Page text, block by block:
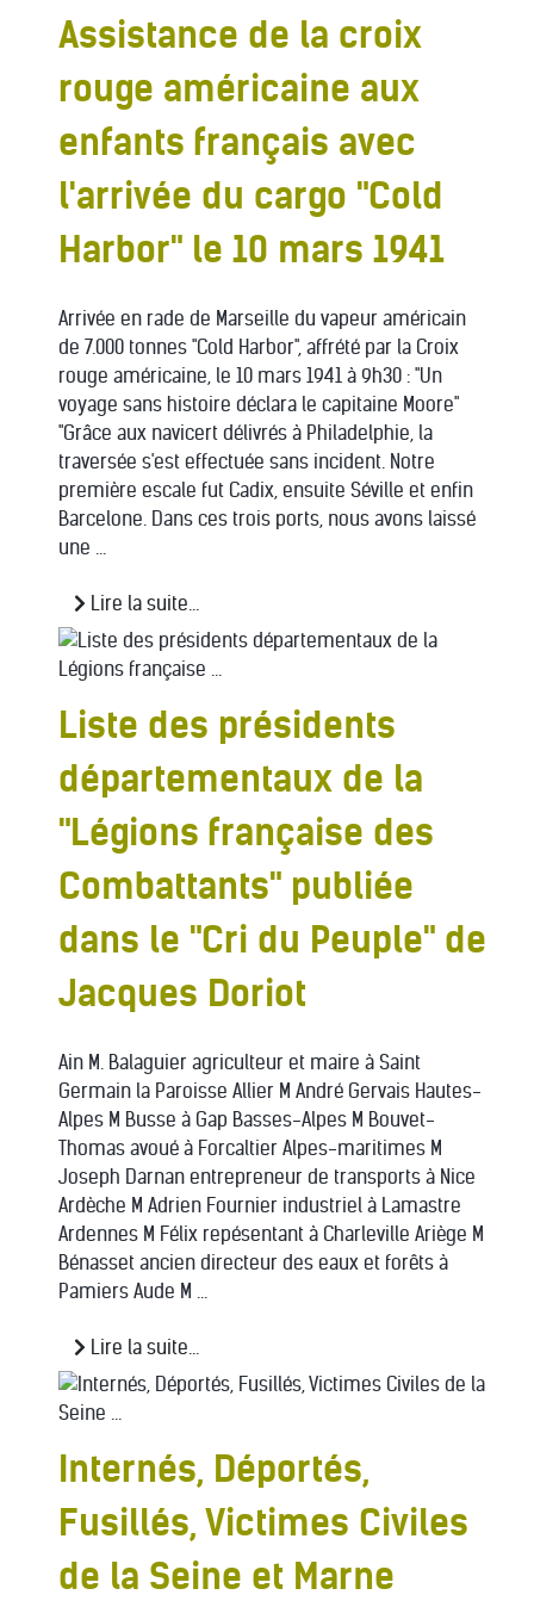
Assistance de la croix
rouge américaine aux
enfants français avec
l'arrivée du cargo "Cold
Harbor" le 10 mars 1941
Arrivée en rade de Marseille du vapeur américain
de 7.000 tonnes "Cold Harbor", affrété par la Croix
rouge américaine, le 10 mars 1941 à 9h30 : "Un
voyage sans histoire déclara le capitaine Moore"
"Grâce aux navicert délivrés à Philadelphie, la
traversée s'est effectuée sans incident. Notre
première escale fut Cadix, ensuite Séville et enfin
Barcelone. Dans ces trois ports, nous avons laissé
une ...
Lire la suite...
Liste des présidents
départementaux de la
"Légions française des
Combattants" publiée
dans le "Cri du Peuple" de
Jacques Doriot
Ain M. Balaguier agriculteur et maire à Saint
Germain la Paroisse Allier M André Gervais Hautes-
Alpes M Busse à Gap Basses-Alpes M Bouvet-
Thomas avoué à Forcaltier Alpes-maritimes M
Joseph Darnan entrepreneur de transports à Nice
Ardèche M Adrien Fournier industriel à Lamastre
Ardennes M Félix repésentant à Charleville Ariège M
Bénasset ancien directeur des eaux et forêts à
Pamiers Aude M ...
Lire la suite...
Internés, Déportés,
Fusillés, Victimes Civiles
de la Seine et Marne